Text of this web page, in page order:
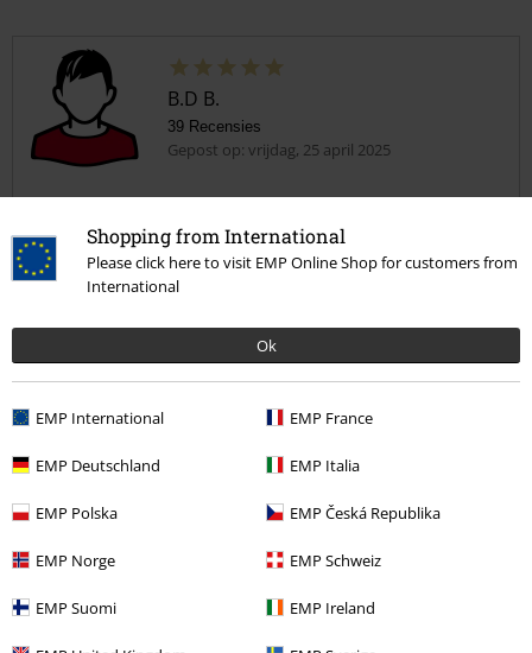
Shopping from International
Please click here to visit EMP Online Shop for customers from
International
Ok
EMP International EMP France
EMP Deutschland EMP Italia
EMP Polska EMP Česká Republika
EMP Norge EMP Schweiz
EMP Suomi EMP Ireland
B.D B.
39 Recensies
Gepost op: vrijdag, 25 april 2025
Mooie ja. Steekt goed in elkaar. De mouwen zijn wel iets dikker en
wijdere dan verwacht, en de zakken zijn prima met stevige ritsen .
Verder een prachtige jas.
Kwaliteit
Ontwerp
Pasvorm
Breedte
Lengte
Te kort
Perfect